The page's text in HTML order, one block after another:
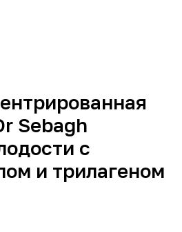
Sebagh
с
и трилагеном